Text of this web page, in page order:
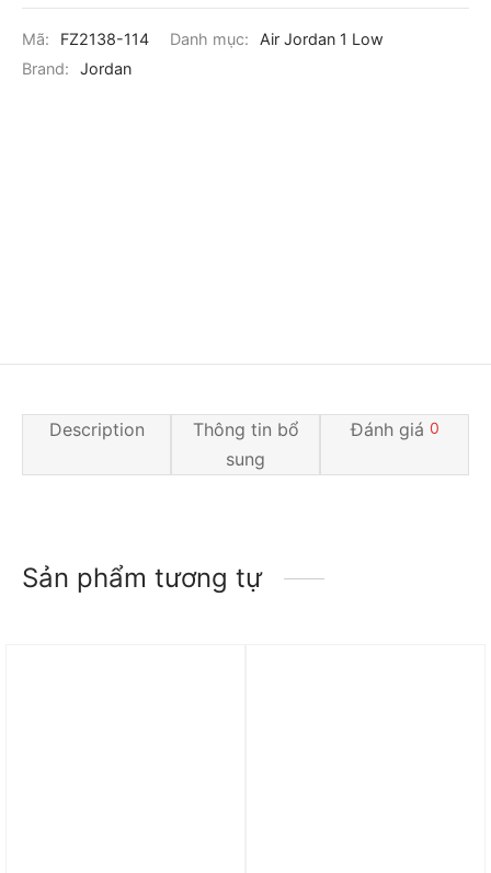
Mã: FZ2138-114 Danh mục:
Air Jordan 1 Low
Brand:
Jordan
Description
Thông tin bổ
sung
Đánh giá 0
Sản phẩm tương tự